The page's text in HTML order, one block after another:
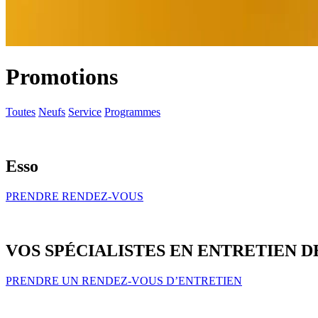
Promotions
Toutes Neufs Service Programmes
Esso
PRENDRE RENDEZ-VOUS
VOS SPÉCIALISTES EN ENTRETIEN
PRENDRE UN RENDEZ-VOUS D’ENTRETIEN